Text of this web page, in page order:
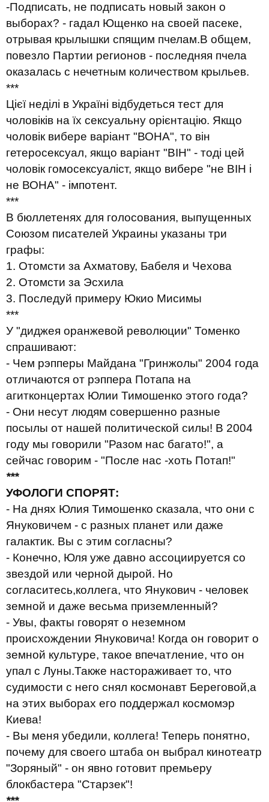
-Подписать, не подписать новый закон о
выборах? - гадал Ющенко на своей пасеке,
отрывая крылышки спящим пчелам.В общем,
повезло Партии регионов - последняя пчела
оказалась с нечетным количеством крыльев.
***
Цієї неділі в Україні відбудеться тест для
чоловіків на їх сексуальну орієнтацію. Якщо
чоловік вибере варіант "ВОНА", то він
гетеросексуал, якщо варіант "ВІН" - тоді цей
чоловік гомосексуаліст, якщо вибере "не ВІН і
не ВОНА" - імпотент.
***
В бюллетенях для голосования, выпущенных
Союзом писателей Украины указаны три
графы:
1. Отомсти за Ахматову, Бабеля и Чехова
2. Отомсти за Эсхила
3. Последуй примеру Юкио Мисимы
***
У "диджея оранжевой революции" Томенко
спрашивают:
- Чем рэпперы Майдана "Гринжолы" 2004 года
отличаются от рэппера Потапа на
агитконцертах Юлии Тимошенко этого года?
- Они несут людям совершенно разные
посылы от нашей политической силы! В 2004
году мы говорили "Разом нас багато!", а
сейчас говорим - "После нас -хоть Потап!"
***
УФОЛОГИ СПОРЯТ:
- На днях Юлия Тимошенко сказала, что они с
Януковичем - с разных планет или даже
галактик. Вы с этим согласны?
- Конечно, Юля уже давно ассоциируется со
звездой или черной дырой. Но
согласитесь,коллега, что Янукович - человек
земной и даже весьма приземленный?
- Увы, факты говорят о неземном
происхождении Януковича! Когда он говорит о
земной культуре, такое впечатление, что он
упал с Луны.Также настораживает то, что
судимости с него снял космонавт Береговой,а
на этих выборах его поддержал космомэр
Киева!
- Вы меня убедили, коллега! Теперь понятно,
почему для своего штаба он выбрал кинотеатр
"Зоряный" - он явно готовит премьеру
блокбастера "Старзек"!